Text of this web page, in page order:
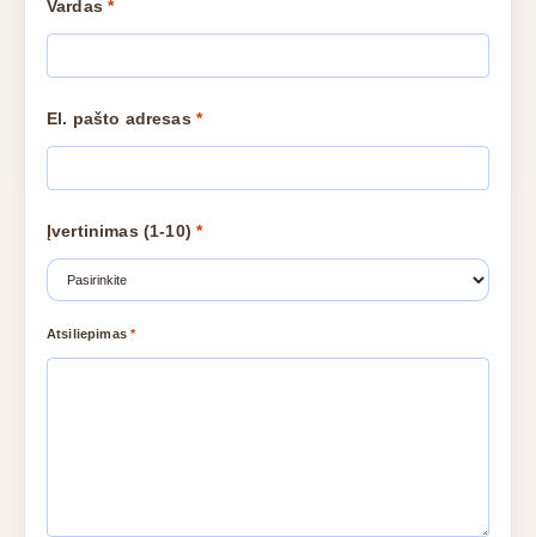
Vardas*
El. pašto adresas *
Įvertinimas (1-10)*
Atsiliepimas*